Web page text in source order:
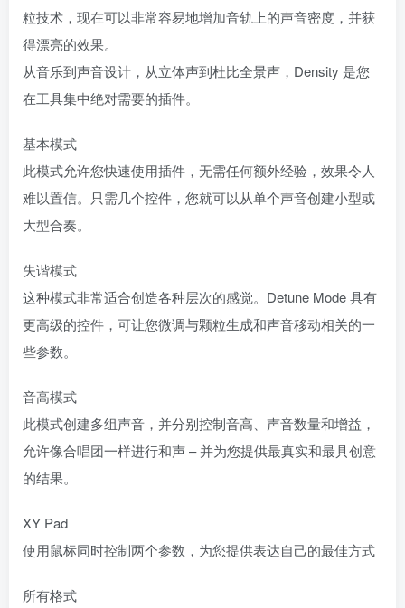
粒技术，现在可以非常容易地增加音轨上的声音密度，并获
得漂亮的效果。
从音乐到声音设计，从立体声到杜比全景声，Density 是您
在工具集中绝对需要的插件。
基本模式
此模式允许您快速使用插件，无需任何额外经验，效果令人
难以置信。只需几个控件，您就可以从单个声音创建小型或
大型合奏。
失谐模式
这种模式非常适合创造各种层次的感觉。Detune Mode 具有
更高级的控件，可让您微调与颗粒生成和声音移动相关的一
些参数。
音高模式
此模式创建多组声音，并分别控制音高、声音数量和增益，
允许像合唱团一样进行和声 – 并为您提供最真实和最具创意
的结果。
XY Pad
使用鼠标同时控制两个参数，为您提供表达自己的最佳方式
所有格式